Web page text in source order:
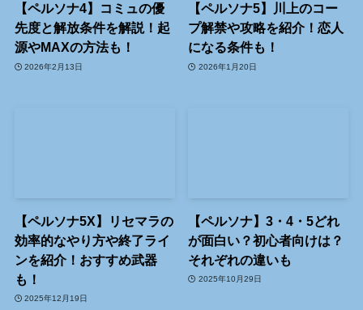
【ペルソナ4】コミュの優
先度と解放条件を解説！起
源やMAXの方法も！
2026年2月13日
【ペルソナ5】川上のコー
プ解禁や攻略を紹介！恋人
になる条件も！
2026年1月20日
【ペルソナ5X】リセマラの
効率的なやり方や終了ライ
ンを紹介！おすすめ武器
も！
2025年12月19日
【ペルソナ】3・4・5どれ
が面白い？初心者向けは？
それぞれの違いも
2025年10月29日